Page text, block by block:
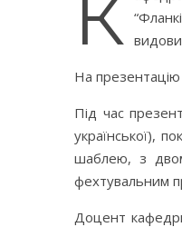
К
На
Під час
української),
шаблею, з
фехтувальним
Доцент